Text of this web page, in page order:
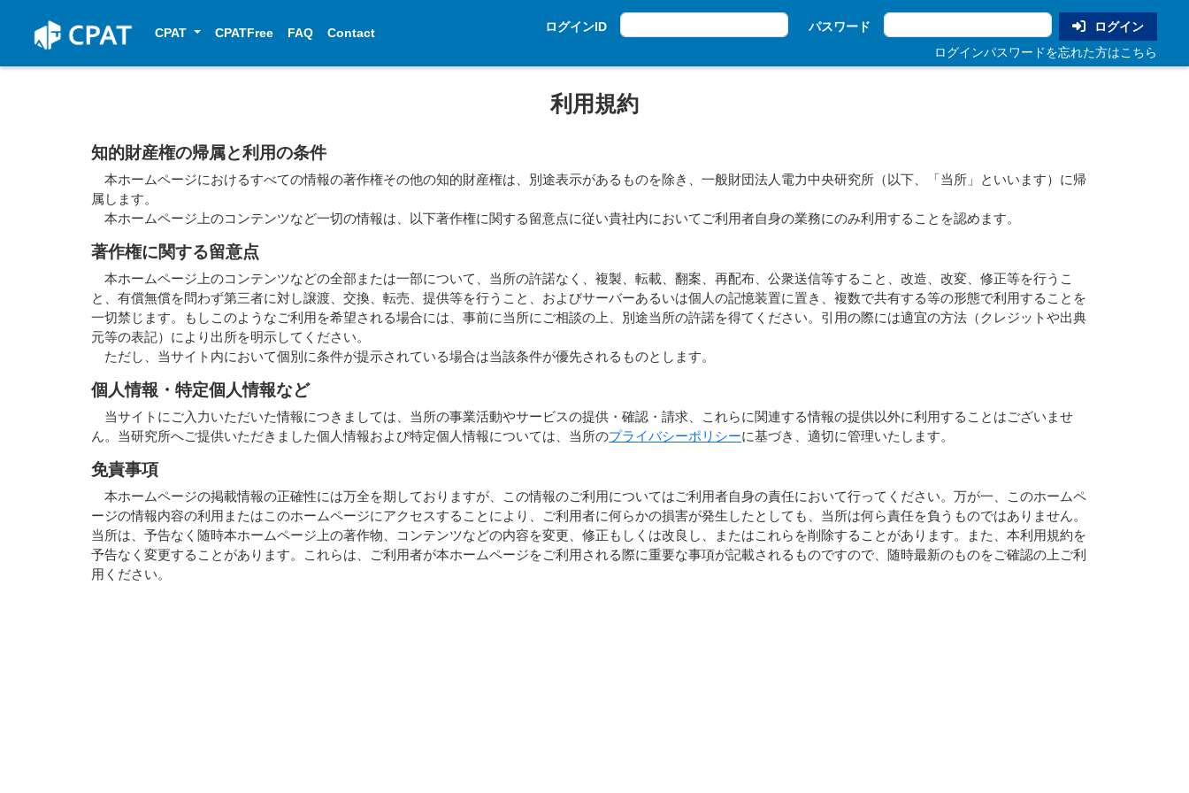
CPAT CPATFree FAQ Contact ログインID パスワード
ログイン
ログインパスワードを忘れた方はこちら
利用規約
知的財産権の帰属と利用の条件
本ホームページにおけるすべての情報の著作権その他の知的財産権は、別途表示があるものを除き、一般財団法人電力中央研究所（以下、「当所」といいます）に帰
属します。
本ホームページ上のコンテンツなど一切の情報は、以下著作権に関する留意点に従い貴社内においてご利用者自身の業務にのみ利用することを認めます。
著作権に関する留意点
本ホームページ上のコンテンツなどの全部または一部について、当所の許諾なく、複製、転載、翻案、再配布、公衆送信等すること、改造、改変、修正等を行うこ
と、有償無償を問わず第三者に対し譲渡、交換、転売、提供等を行うこと、およびサーバーあるいは個人の記憶装置に置き、複数で共有する等の形態で利用することを
一切禁じます。もしこのようなご利用を希望される場合には、事前に当所にご相談の上、別途当所の許諾を得てください。引用の際には適宜の方法（クレジットや出典
元等の表記）により出所を明示してください。
ただし、当サイト内において個別に条件が提示されている場合は当該条件が優先されるものとします。
個人情報・特定個人情報など
当サイトにご入力いただいた情報につきましては、当所の事業活動やサービスの提供・確認・請求、これらに関連する情報の提供以外に利用することはございませ
ん。当研究所へご提供いただきました個人情報および特定個人情報については、当所のプライバシーポリシーに基づき、適切に管理いたします。
免責事項
本ホームページの掲載情報の正確性には万全を期しておりますが、この情報のご利用についてはご利用者自身の責任において行ってください。万が一、このホームペ
ージの情報内容の利用またはこのホームページにアクセスすることにより、ご利用者に何らかの損害が発生したとしても、当所は何ら責任を負うものではありません。
当所は、予告なく随時本ホームページ上の著作物、コンテンツなどの内容を変更、修正もしくは改良し、またはこれらを削除することがあります。また、本利用規約を
予告なく変更することがあります。これらは、ご利用者が本ホームページをご利用される際に重要な事項が記載されるものですので、随時最新のものをご確認の上ご利
用ください。